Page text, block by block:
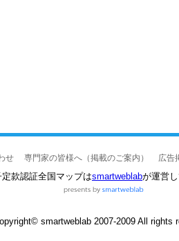
せ 専門家の皆様へ（掲載のご案内） 広告
定款認証全国マップはsmartweblabが運営し
smartweblab 2007-2009 All rights